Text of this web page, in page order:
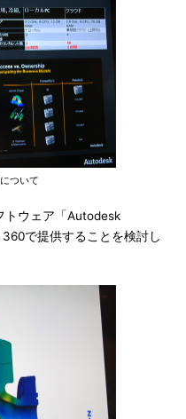
ついて
ウェア「Autodesk
で提供することを検討し